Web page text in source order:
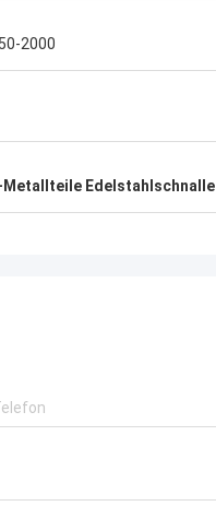
2000
Metallteile Edelstahlschnalle